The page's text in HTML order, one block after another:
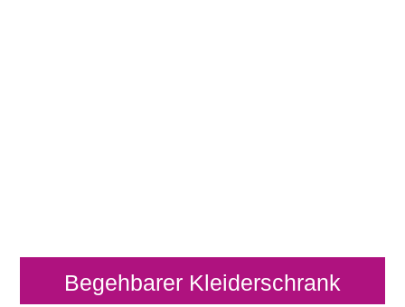
Begehbarer Kleiderschrank